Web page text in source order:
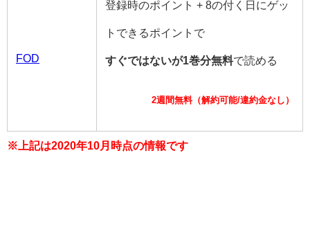
FOD
登録時のポイント + 8の付く日にゲッ
トできるポイントで
すぐではないが1巻分無料で読める
2週間無料（解約可能/違約金なし）
※上記は2020年10月時点の情報です